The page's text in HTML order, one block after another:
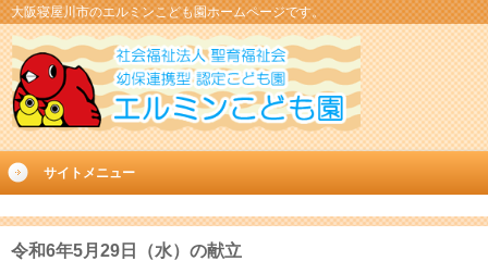
大阪寝屋川市のエルミンこども園ホームページです。
サイトメニュー
令和6年5月29日（水）の献立